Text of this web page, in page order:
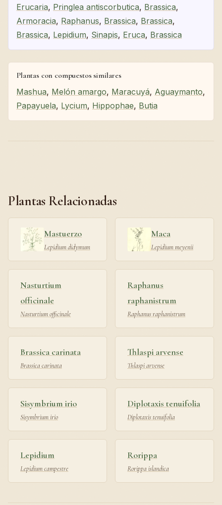
Erucaria, Pringlea antiscorbutica, Brassica,
Armoracia, Raphanus, Brassica, Brassica,
Brassica, Lepidium, Sinapis, Eruca, Brassica
Plantas con compuestos similares
Mashua, Melón amargo, Maracuyá, Aguaymanto,
Papayuela, Lycium, Hippophae, Butia
Plantas Relacionadas
Mastuerzo
Lepidium didymum
Maca
Lepidium meyenii
Nasturtium
officinale
Nasturtium officinale
Raphanus
raphanistrum
Raphanus raphanistrum
Brassica carinata
Brassica carinata
Thlaspi arvense
Thlaspi arvense
Sisymbrium irio
Sisymbrium irio
Diplotaxis tenuifolia
Diplotaxis tenuifolia
Lepidium
Lepidium campestre
Rorippa
Rorippa islandica